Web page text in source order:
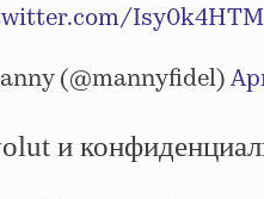
(@mannyfidel)
и